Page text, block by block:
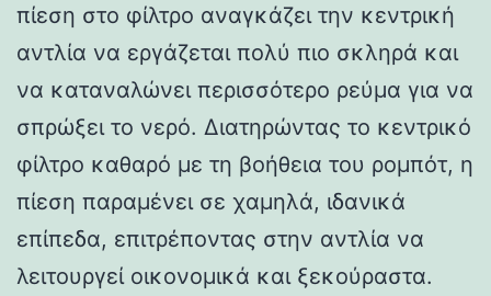
πίεση στο φίλτρο αναγκάζει την κεντρική
αντλία να εργάζεται πολύ πιο σκληρά και
να καταναλώνει περισσότερο ρεύμα για να
σπρώξει το νερό. Διατηρώντας το κεντρικό
φίλτρο καθαρό με τη βοήθεια του ρομπότ, η
πίεση παραμένει σε χαμηλά, ιδανικά
επίπεδα, επιτρέποντας στην αντλία να
λειτουργεί οικονομικά και ξεκούραστα.